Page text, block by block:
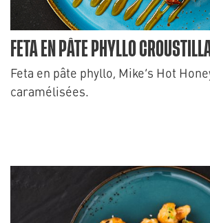
FETA EN PÂTE PHYLLO
Feta en pâte phyllo, Mike’s Hot
caramélisées.